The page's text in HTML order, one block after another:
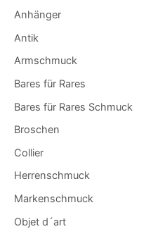
Anhänger
Antik
Armschmuck
Bares für Rares
Bares für Rares Schmuck
Broschen
Collier
Herrenschmuck
Markenschmuck
Objet d´art